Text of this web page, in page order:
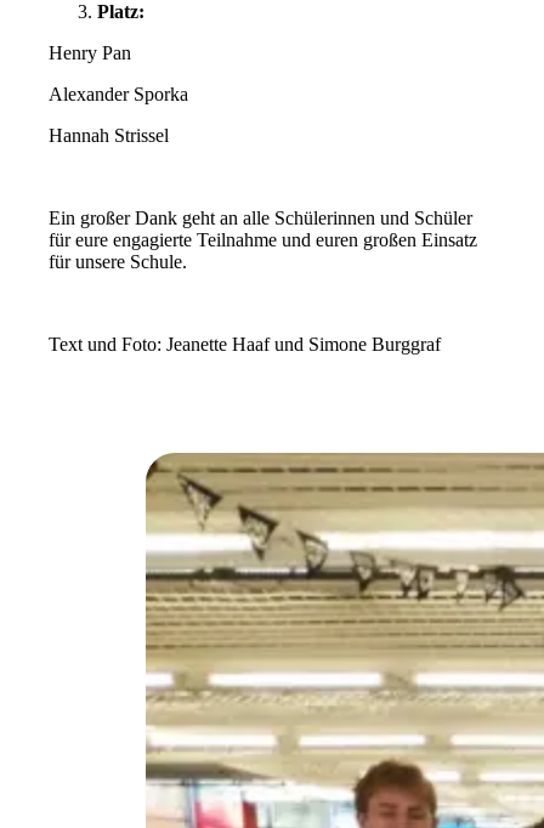
Platz:
Henry Pan
Alexander Sporka
Hannah Strissel
Ein großer Dank geht an alle Schülerinnen und Schüler
für eure engagierte Teilnahme und euren großen Einsatz
für unsere Schule.
Text und Foto: Jeanette Haaf und Simone Burggraf